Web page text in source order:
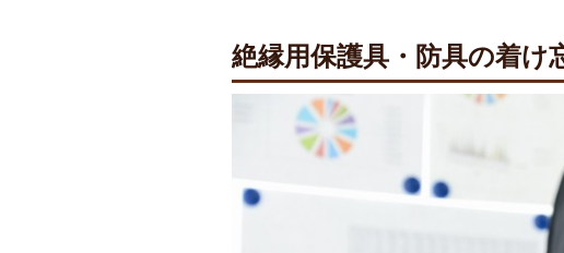
絶縁用保護具・防具の着け